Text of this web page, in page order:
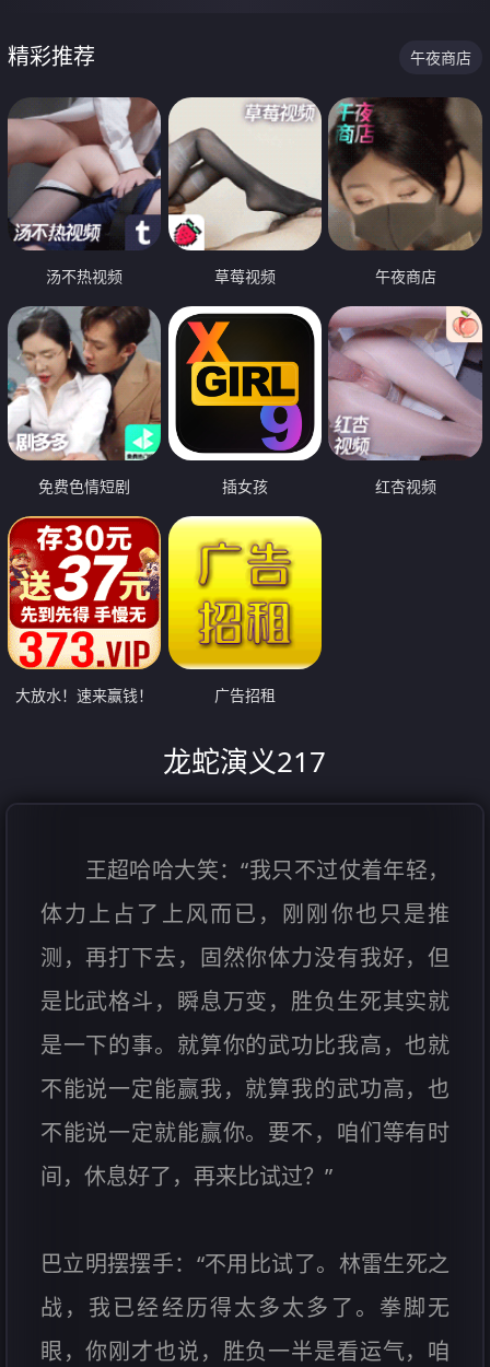
精彩推荐 午夜商店
汤不热视频 草莓视频 午夜商店
免费色情短剧 插女孩 红杏视频
大放水！速来赢钱！ 广告招租
龙蛇演义217
王超哈哈大笑：“我只不过仗着年轻，
体力上占了上风而已，刚刚你也只是推
测，再打下去，固然你体力没有我好，但
是比武格斗，瞬息万变，胜负生死其实就
是一下的事。就算你的武功比我高，也就
不能说一定能赢我，就算我的武功高，也
不能说一定就能赢你。要不，咱们等有时
间，休息好了，再来比试过？”
巴立明摆摆手：“不用比试了。林雷生死之
战，我已经经历得太多太多了。拳脚无
眼，你刚才也说，胜负一半是看运气，咱